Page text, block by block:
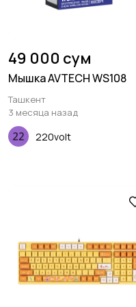
49 000 сум
Мышка AVTECH WS108
Ташкент
3 месяца назад
220volt